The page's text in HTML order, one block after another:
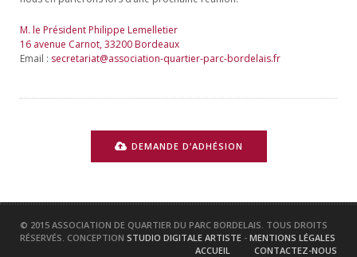
M. le Président Philippe Lemelletier
16 avenue Carnot, 33200 Bordeaux
Email : secretariat@association-quartier-parc-bordelais.fr
DEMANDE D’ADHÉSION
© 2015 ASSOCIATION DE QUARTIER DU PARC BORDELAIS. TOUS DROITS
RÉSERVÉS. CONCEPTION STUDIO DIGITALE ARTISTE - MENTIONS LÉGALES
ACCUEIL
CONTACTEZ-NOUS